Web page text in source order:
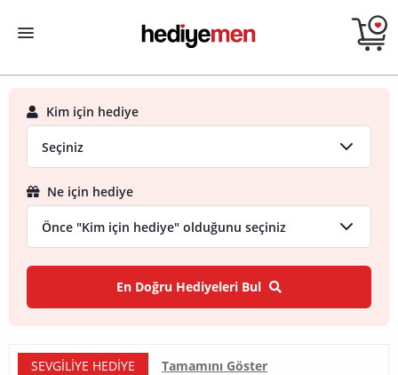
Kim için hediye
Ne için hediye
En Doğru Hediyeleri Bul
SEVGILIYE HEDIYE Tamamını Göster